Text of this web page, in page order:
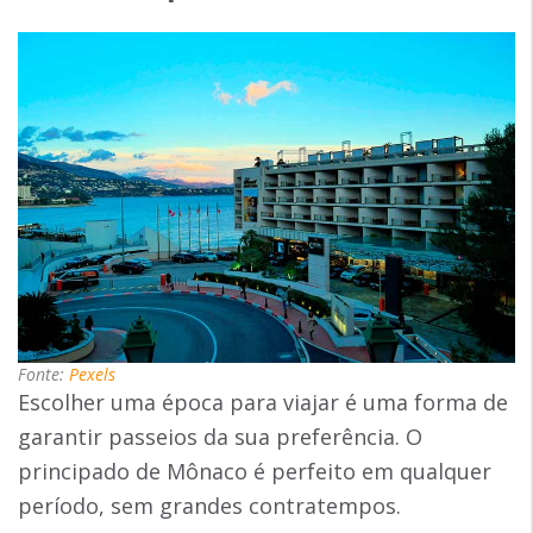
Fonte: Pexels
Escolher uma época para viajar é uma forma de
garantir passeios da sua preferência. O
principado de Mônaco é perfeito em qualquer
período, sem grandes contratempos.